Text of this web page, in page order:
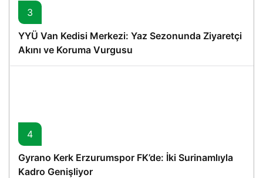
3
YYÜ Van Kedisi Merkezi: Yaz Sezonunda Ziyaretçi
Akını ve Koruma Vurgusu
4
Gyrano Kerk Erzurumspor FK’de: İki Surinamlıyla
Kadro Genişliyor